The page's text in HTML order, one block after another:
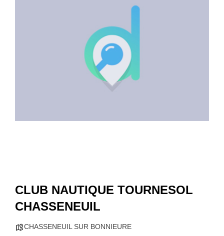
CLUB NAUTIQUE TOURNESOL
CHASSENEUIL
CHASSENEUIL SUR BONNIEURE